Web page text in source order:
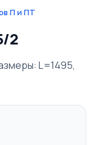
П и ПТ
2
L=1495,